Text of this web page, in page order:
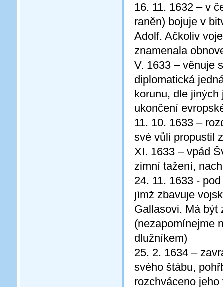
16. 11. 1632 – v
raněn) bojuje v
Adolf. Ačkoliv
znamenala
V. 1633 – věnuje
diplomatická
korunu, dle
ukončení
11. 10. 1633 –
své vůli propustil
XI. 1633 – vpád
zimní tažení,
24. 11. 1633 -
jímž zbavuje
Gallasovi. Má být
(nezapomínejme
dlužníkem)
25. 2. 1634 –
svého štábu,
rozchváceno